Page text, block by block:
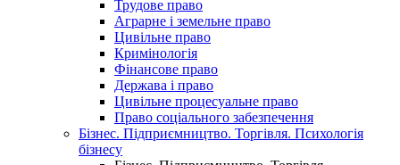
Трудове право
Аграрне і земельне право
Цивільне право
Кримінологія
Фінансове право
Держава і право
Цивільне процесуальне право
Право соціального забезпечення
Бізнес. Підприємництво. Торгівля. Психологія
бізнесу